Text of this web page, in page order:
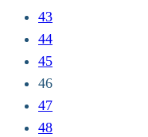
43
44
45
46
47
48